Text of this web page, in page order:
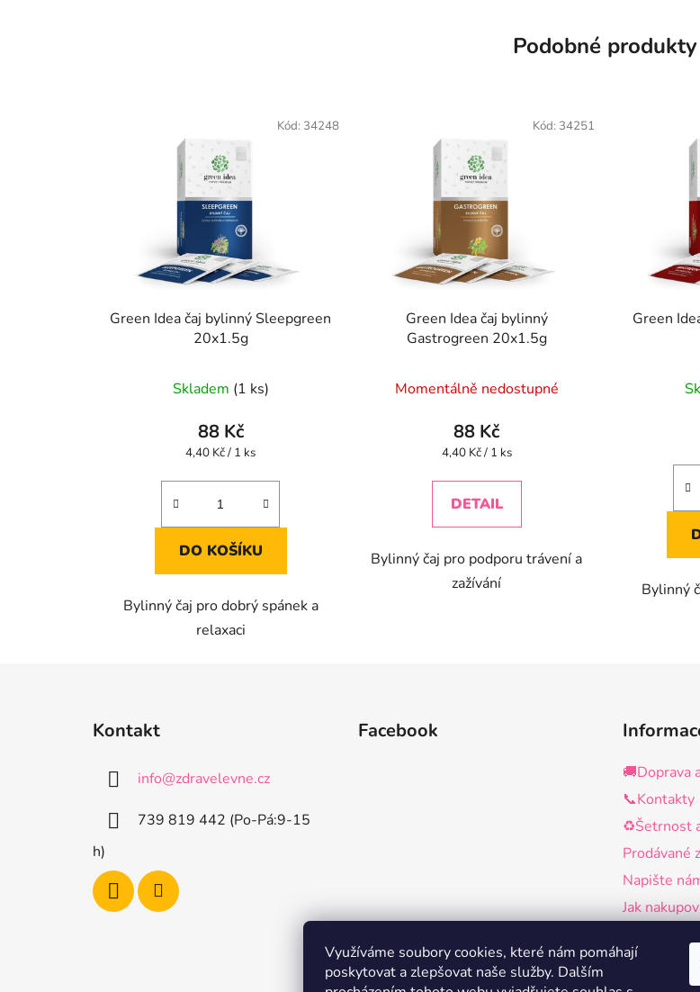
Využíváme soubory cookies, které nám pomáhají
poskytovat a zlepšovat naše služby. Dalším
Podobné produkty
Green Idea čaj bylinný Sleepgreen
20x1.5g
Skladem (1 ks)
88 Kč
Měrná
4,40 Kč / 1 ks
DO KOŠÍKU
Bylinný čaj pro dobrý spánek a
relaxaci
Kód: 34248
Green Idea čaj bylinný
Gastrogreen 20x1.5g
Momentálně nedostupné
88 Kč
Měrná
4,40 Kč / 1 ks
DETAIL
Bylinný čaj pro podporu trávení a
zažívání
Kód: 34251
Green
Bylinný
Kontakt
info@zdravelevne.cz
739 819 442 (Po-Pá:9-15
h)
Facebook
🚚Doprava
📞Kontakty
♻️Šetrnost
Prodávané
Napište
Jak
Podmínky